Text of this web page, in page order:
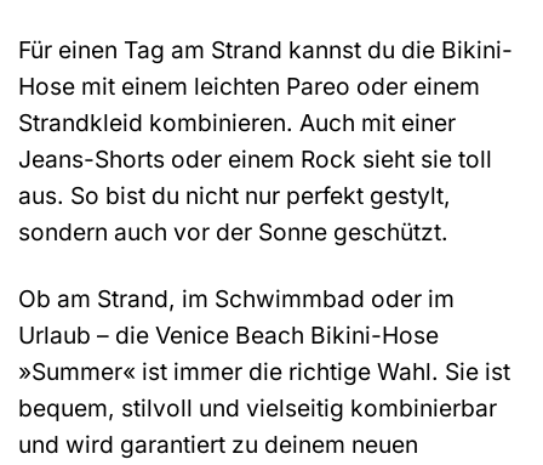
Für einen Tag am Strand kannst du die Bikini-
Hose mit einem leichten Pareo oder einem
Strandkleid kombinieren. Auch mit einer
Jeans-Shorts oder einem Rock sieht sie toll
aus. So bist du nicht nur perfekt gestylt,
sondern auch vor der Sonne geschützt.
Ob am Strand, im Schwimmbad oder im
Urlaub – die Venice Beach Bikini-Hose
»Summer« ist immer die richtige Wahl. Sie ist
bequem, stilvoll und vielseitig kombinierbar
und wird garantiert zu deinem neuen